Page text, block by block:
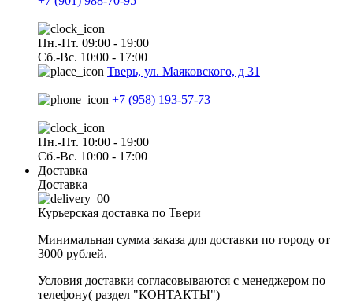
Пн.-Пт. 09:00 - 19:00
Сб.-Вс. 10:00 - 17:00
Тверь, ул. Маяковского, д 31
+7 (958) 193-57-73
Пн.-Пт. 10:00 - 19:00
Сб.-Вс. 10:00 - 17:00
Доставка
Доставка
Курьерская доставка по Твери
Минимальная сумма заказа для доставки по городу от
3000 рублей.
Условия доставки согласовываются с менеджером по
телефону( раздел "КОНТАКТЫ")